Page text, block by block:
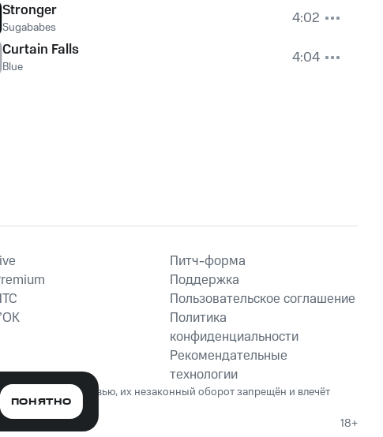
Stronger
Sugababes
4:02
Curtain Falls
Blue 4:04
Питч-форма
Поддержка
Пользовательское соглашение
Политика
конфиденциальности
Рекомендательные
технологии
вред здоровью, их незаконный оборот запрещён и влечёт
18+
ПОНЯТНО